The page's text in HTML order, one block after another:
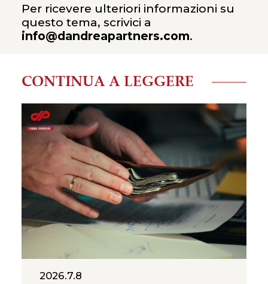
Per ricevere ulteriori informazioni su
questo tema, scrivici a
info@dandreapartners.com.
CONTINUA A LEGGERE
2026.7.8